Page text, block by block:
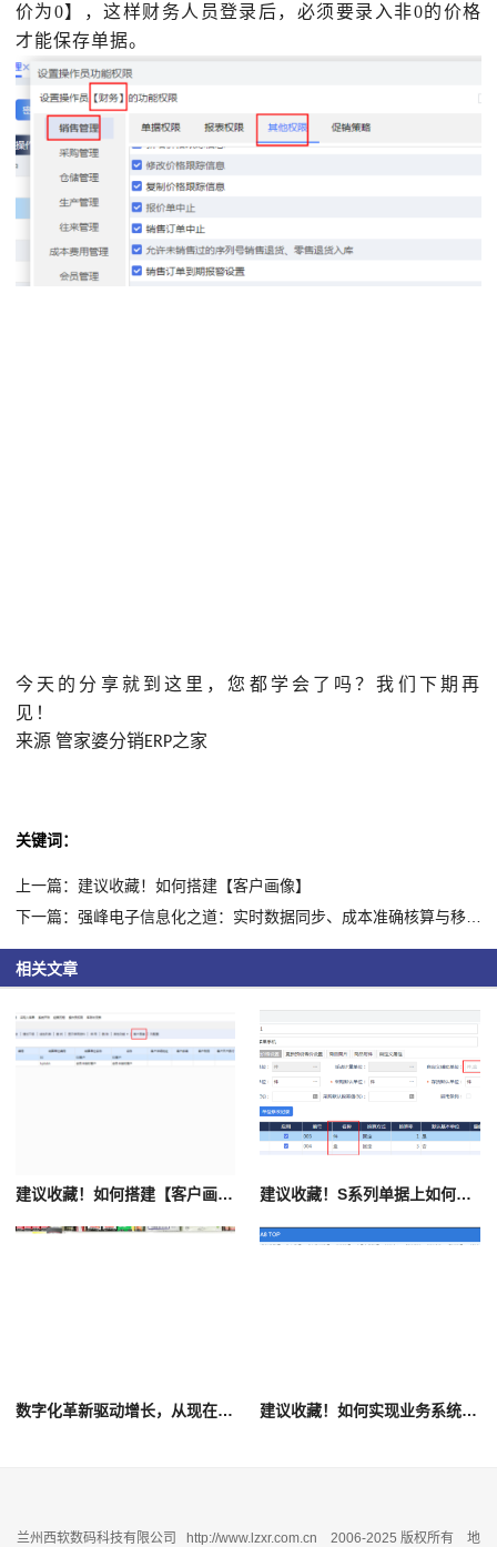
价为0】，这样财务人员登录后，必须要录入非0的价格
才能保存单据。
今天的分享就到这里，您都学会了吗？我们下期再
见！
来源 管家婆分销ERP之家
关键词：
上一篇：建议收藏！如何搭建【客户画像】
相关文章
建议收藏！如何搭建【客户画像】 建议收藏！S系列单据上如何按照两个单位显示商品账面库存数量
数字化革新驱动增长，从现在开始 建议收藏！如何实现业务系统与财务系统独立开账
兰州西软数码科技有限公司 http://www.lzxr.com.cn 2006-2025 版权所有 地